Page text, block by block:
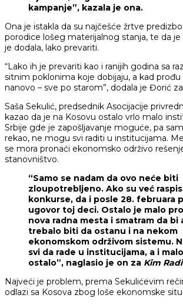
kampanje”, kazala je ona.
Ona je istakla da su najčešće žrtve
porodice lošeg materijalnog stanja, te da je
je dodala, lako prevariti.
“Lako ih je prevariti kao i ranijih godina sa
sitnim poklonima koje dobijaju, a kad
nanovo – sve po starom”, dodala je Đorić za
Saša Sekulić, predsednik Asocijacije
kazao da je na Kosovu ostalo vrlo malo
Srbije gde je zapošljavanje moguće, pa
rekao, ne mogu svi raditi u institucijama.
se mora pronaći ekonomsko održivo
stanovništvo.
“Samo se nadam da ovo neće biti
zloupotrebljeno. Ako su već
konkurse, da i posle 28. februara
ugovor toj deci. Ostalo je malo
nova radna mesta i smatram da bi
trebalo biti da ostanu i na nekom
ekonomskom održivom sistemu.
svi da rade u institucijama, a i
ostalo”, naglasio je on za Kim
Najveći je problem, prema Sekulićevim
odlazi sa Kosova zbog loše ekonomske